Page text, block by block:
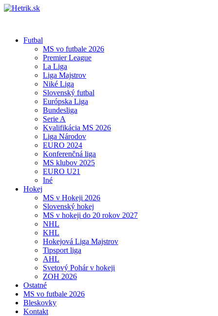
Futbal
MS vo futbale 2026
Premier League
La Liga
Liga Majstrov
Niké Liga
Slovenský futbal
Európska Liga
Bundesliga
Serie A
Kvalifikácia MS 2026
Liga Národov
EURO 2024
Konferenčná liga
MS klubov 2025
EURO U21
Iné
Hokej
MS v Hokeji 2026
Slovenský hokej
MS v hokeji do 20 rokov 2027
NHL
KHL
Hokejová Liga Majstrov
Tipsport liga
AHL
Svetový Pohár v hokeji
ZOH 2026
Ostatné
MS vo futbale 2026
Bleskovky
Kontakt